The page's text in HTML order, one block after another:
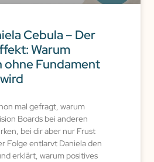
Cebula – Der
Warum
ohne Fundament
mal gefragt, warum
Boards bei anderen
bei dir aber nur Frust
Folge entlarvt Daniela den
erklärt, warum positives